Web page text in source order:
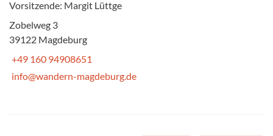
Vorsitzende: Margit Lüttge
Zobelweg 3
39122 Magdeburg
+49 160 94908651
info@wandern-magdeburg.de